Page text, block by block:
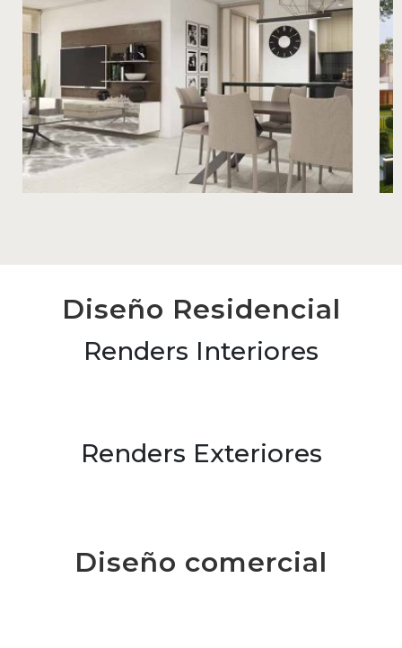
Diseño Residencial
Renders Interiores
Renders Exteriores
Diseño comercial